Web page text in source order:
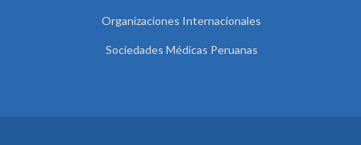
Organizaciones Internacionales
Sociedades Médicas Peruanas